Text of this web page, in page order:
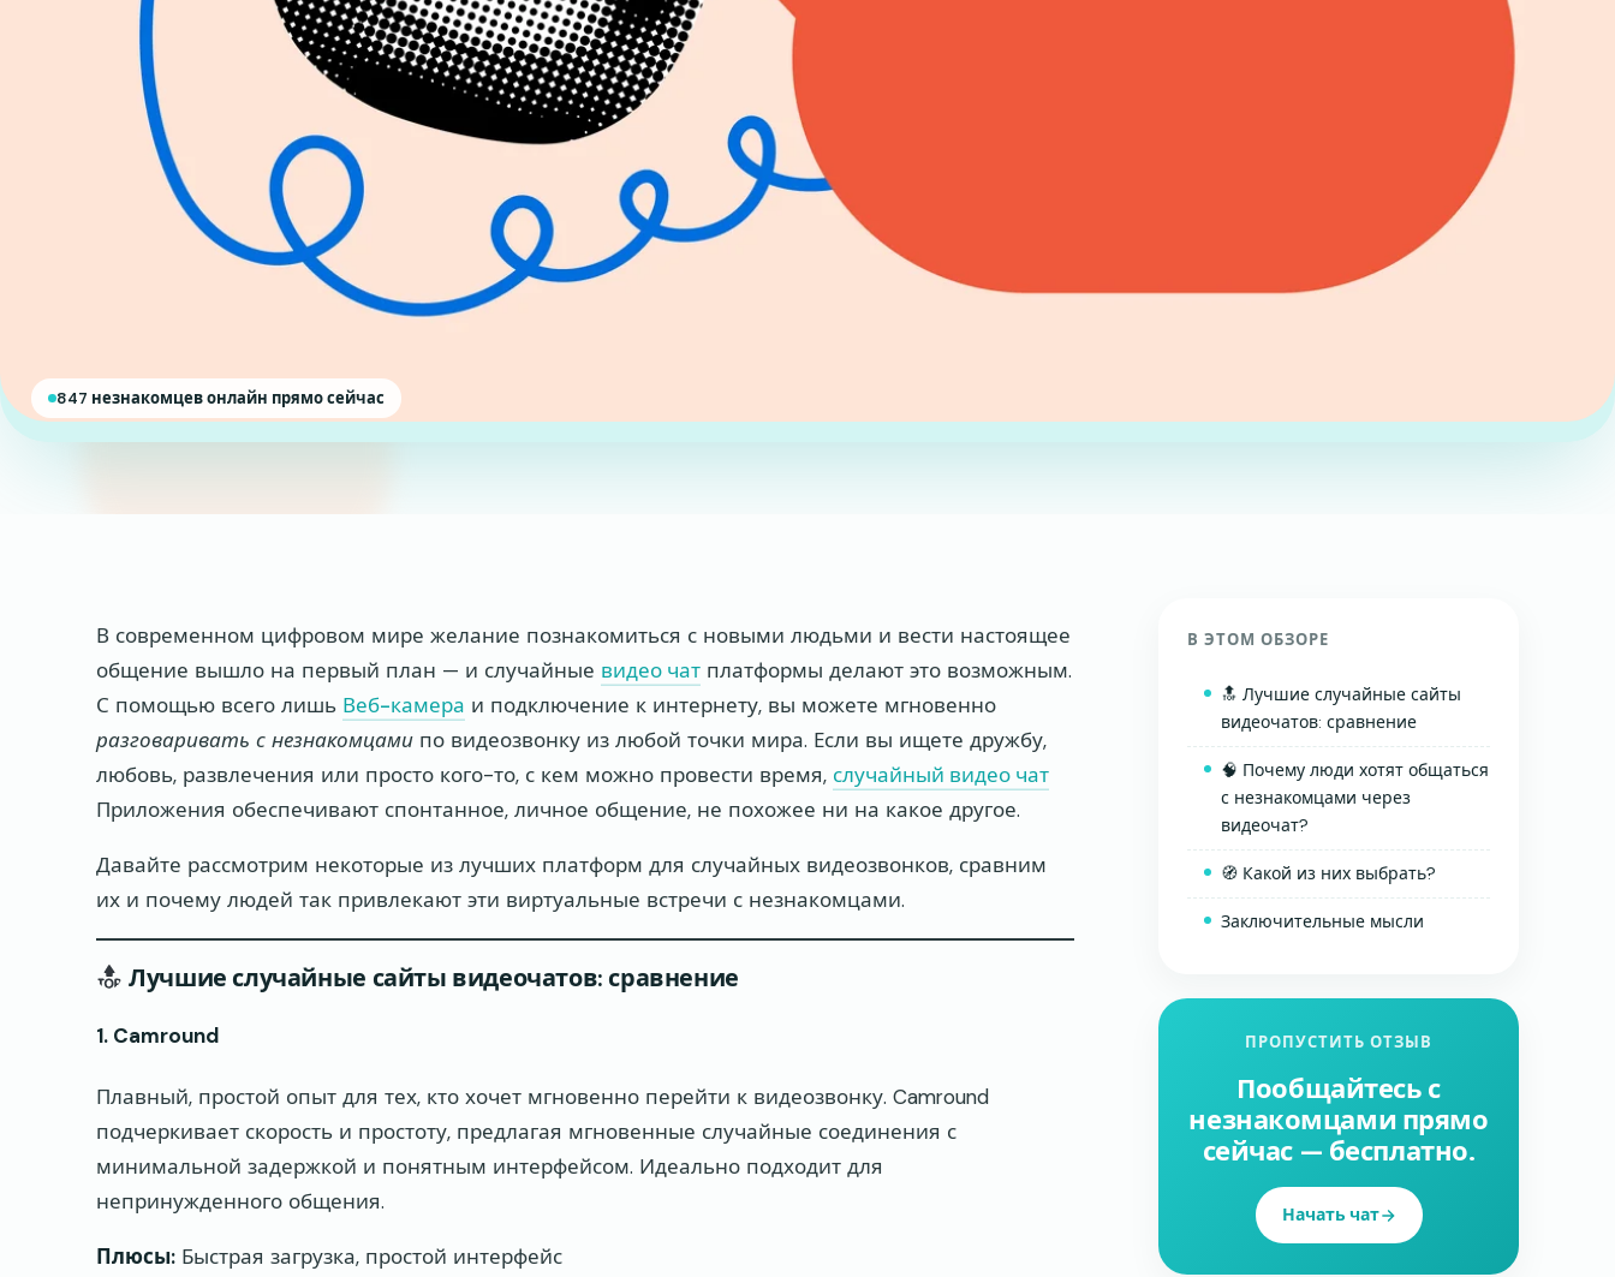
847 незнакомцев онлайн прямо сейчас
В современном цифровом мире желание познакомиться с новыми людьми и вести настоящее
общение вышло на первый план — и случайные видео чат платформы делают это возможным.
С помощью всего лишь Веб-камера и подключение к интернету, вы можете мгновенно
разговаривать с незнакомцами по видеозвонку из любой точки мира. Если вы ищете дружбу,
любовь, развлечения или просто кого-то, с кем можно провести время, случайный видео чат
Приложения обеспечивают спонтанное, личное общение, не похожее ни на какое другое.
Давайте рассмотрим некоторые из лучших платформ для случайных видеозвонков, сравним
их и почему людей так привлекают эти виртуальные встречи с незнакомцами.
Лучшие случайные сайты видеочатов: сравнение
1. Camround
Плавный, простой опыт для тех, кто хочет мгновенно перейти к видеозвонку. Camround
подчеркивает скорость и простоту, предлагая мгновенные случайные соединения с
минимальной задержкой и понятным интерфейсом. Идеально подходит для
непринужденного общения.
Плюсы: Быстрая загрузка, простой интерфейс
В ЭТОМ ОБЗОРЕ
🔝 Лучшие случайные сайты
видеочатов: сравнение
🧠 Почему люди хотят общаться
с незнакомцами через
видеочат?
🧭 Какой из них выбрать?
Заключительные мысли
ПРОПУСТИТЬ ОТЗЫВ
Пообщайтесь с
незнакомцами прямо
сейчас — бесплатно.
Начать чат